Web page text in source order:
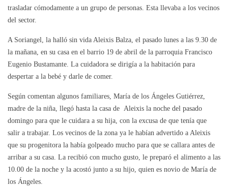
trasladar cómodamente a un grupo de personas. Esta llevaba a los vecinos
del sector.
A Soriangel, la halló sin vida Aleixis Balza, el pasado lunes a las 9.30 de
la mañana, en su casa en el barrio 19 de abril de la parroquia Francisco
Eugenio Bustamante. La cuidadora se dirigía a la habitación para
despertar a la bebé y darle de comer.
Según comentan algunos familiares, María de los Ángeles Gutiérrez,
madre de la niña, llegó hasta la casa de Aleixis la noche del pasado
domingo para que le cuidara a su hija, con la excusa de que tenía que
salir a trabajar. Los vecinos de la zona ya le habían advertido a Aleixis
que su progenitora la había golpeado mucho para que se callara antes de
arribar a su casa. La recibió con mucho gusto, le preparó el alimento a las
10.00 de la noche y la acostó junto a su hijo, quien es novio de María de
los Ángeles.